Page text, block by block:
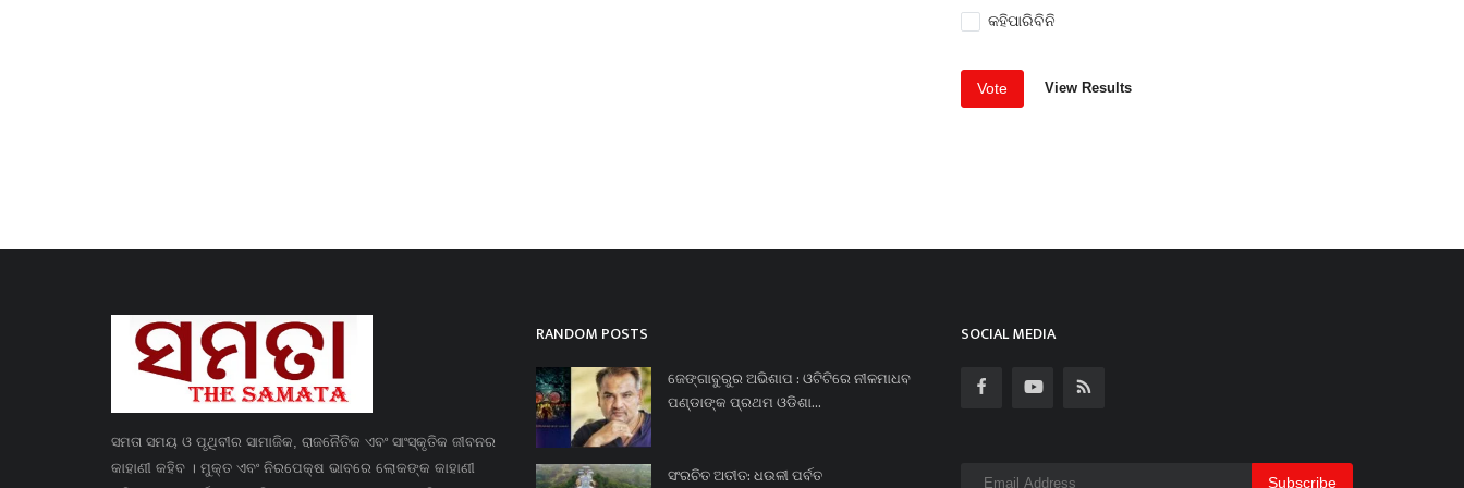
କହିପାରିବିନି
Vote View Results
ସମତା ସମୟ ଓ ପୃଥିବୀର ସାମାଜିକ, ରାଜନୈତିକ ଏବଂ ସାଂସ୍କୃତିକ ଜୀବନର
କାହାଣୀ କହିବ । ମୁକ୍ତ ଏବଂ ନିରପେକ୍ଷ ଭାବରେ ଲୋକଙ୍କ କାହାଣୀ
RANDOM POSTS
ଜେଙ୍ଗାବୁରୁର ଅଭିଶାପ : ଓଟିଟିରେ ନୀଳମାଧବ
ପଣ୍ଡାଙ୍କ ପ୍ରଥମ ଓଡିଶା...
ସଂରଚିତ ଅତୀତ: ଧଉଳୀ ପର୍ବତ
SOCIAL MEDIA
Subscribe